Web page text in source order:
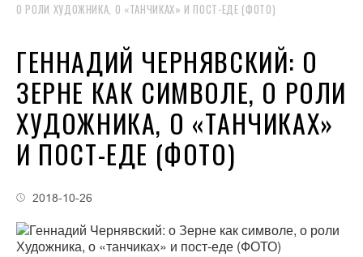
О РОЛИ ХУДОЖНИКА, О «ТАНЧИКАХ» И ПОСТ-ЕДЕ (ФОТО)
ГЕННАДИЙ ЧЕРНЯВСКИЙ: О
ЗЕРНЕ КАК СИМВОЛЕ, О РОЛИ
ХУДОЖНИКА, О «ТАНЧИКАХ»
И ПОСТ-ЕДЕ (ФОТО)
2018-10-26